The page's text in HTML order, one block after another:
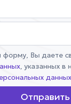
форму, Вы даете
, указанных в
данных
Отправить